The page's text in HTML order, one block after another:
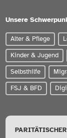
Unsere
Alter & Pflege
Kinder & Jugend
Selbsthilfe
FSJ & BFD